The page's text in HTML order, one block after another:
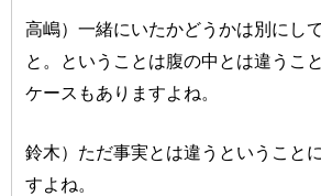
高嶋）一緒にいたかどうかは別にし
と。ということは腹の中とは違うこ
ケースもありますよね。
鈴木）ただ事実とは違うということ
すよね。